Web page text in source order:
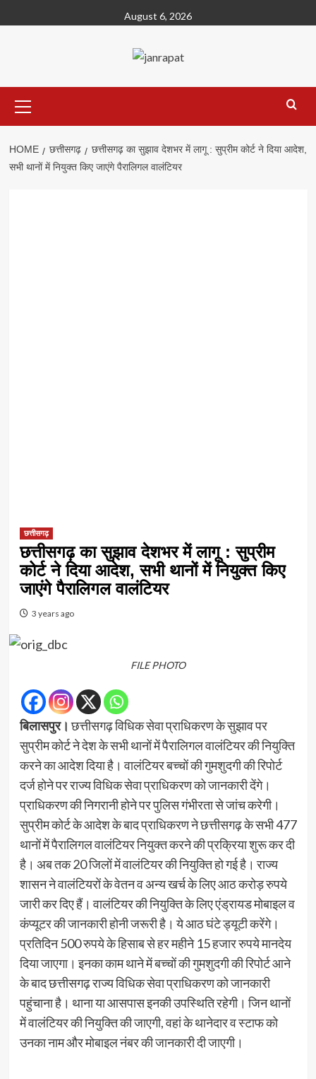
to
August 6, 2026
Menu
HOME छत्तीसगढ़
छत्तीसगढ़ का सुझाव देशभर में लागू : सुप्रीम कोर्ट ने दिया आदेश,
सभी थानों में नियुक्त किए जाएंगे पैरालिगल वालंटियर
छत्तीसगढ़
छत्तीसगढ़ का सुझाव देशभर में लागू : सुप्रीम
कोर्ट ने दिया आदेश, सभी थानों में नियुक्त किए
जाएंगे पैरालिगल वालंटियर
3 years ago
FILE PHOTO
बिलासपुर। छत्तीसगढ़ विधिक सेवा प्राधिकरण के सुझाव पर
सुप्रीम कोर्ट ने देश के सभी थानों में पैरालिगल वालंटियर की नियुक्ति
करने का आदेश दिया है। वालंटियर बच्चों की गुमशुदगी की रिपोर्ट
दर्ज होने पर राज्य विधिक सेवा प्राधिकरण को जानकारी देंगे।
प्राधिकरण की निगरानी होने पर पुलिस गंभीरता से जांच करेगी।
सुप्रीम कोर्ट के आदेश के बाद प्राधिकरण ने छत्तीसगढ़ के सभी 477
थानों में पैरालिगल वालंटियर नियुक्त करने की प्रक्रिया शुरू कर दी
है। अब तक 20 जिलों में वालंटियर की नियुक्ति हो गई है। राज्य
शासन ने वालंटियरों के वेतन व अन्य खर्च के लिए आठ करोड़ रुपये
जारी कर दिए हैं। वालंटियर की नियुक्ति के लिए एंड्रायड मोबाइल व
कंप्यूटर की जानकारी होनी जरूरी है। ये आठ घंटे ड्यूटी करेंगे।
प्रतिदिन 500 रुपये के हिसाब से हर महीने 15 हजार रुपये मानदेय
दिया जाएगा। इनका काम थाने में बच्चों की गुमशुदगी की रिपोर्ट आने
के बाद छत्तीसगढ़ राज्य विधिक सेवा प्राधिकरण को जानकारी
पहुंचाना है। थाना या आसपास इनकी उपस्थिति रहेगी। जिन थानों
में वालंटियर की नियुक्ति की जाएगी, वहां के थानेदार व स्टाफ को
उनका नाम और मोबाइल नंबर की जानकारी दी जाएगी।